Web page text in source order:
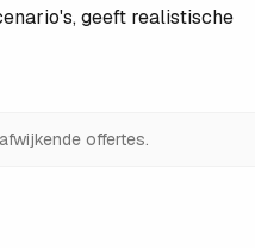
geeft realistische
offertes.